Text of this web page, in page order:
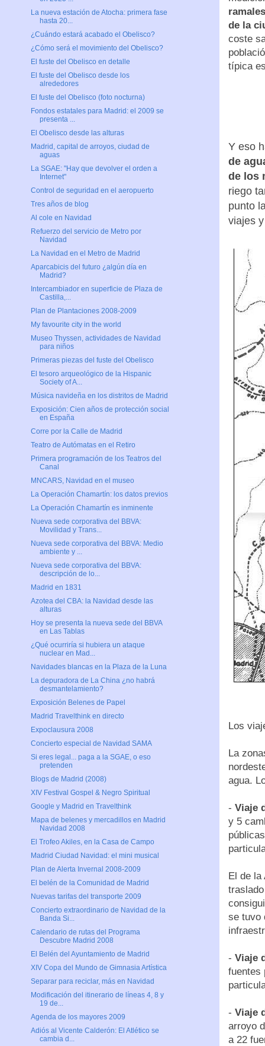
de la
coste
típica
Y eso
de
de los
riego
punto
viajes
Los
La
agua.
- Viaje
y 5
El de la
se tuvo
- Viaje
fuentes
- Viaje
arroyo
a 22
La nueva estación de Atocha: primera fase
hasta 20...
¿Cuándo estará acabado el Obelisco?
¿Cómo será el movimiento del Obelisco?
El fuste del Obelisco en detalle
El fuste del Obelisco desde los
alrededores
El fuste del Obelisco (foto nocturna)
Fondos estatales para Madrid: el 2009 se
presenta ...
El Obelisco desde las alturas
Madrid, capital de arroyos, ciudad de
aguas
La SGAE: "Hay que devolver el orden a
Internet"
Control de seguridad en el aeropuerto
Tres años de blog
Al cole en Navidad
Refuerzo del servicio de Metro por
Navidad
La Navidad en el Metro de Madrid
Aparcabicis del futuro ¿algún día en
Madrid?
Intercambiador en superficie de Plaza de
Castilla,...
Plan de Plantaciones 2008-2009
My favourite city in the world
Museo Thyssen, actividades de Navidad
para niños
Primeras piezas del fuste del Obelisco
El tesoro arqueológico de la Hispanic
Society of A...
Música navideña en los distritos de Madrid
Exposición: Cien años de protección social
en España
Corre por la Calle de Madrid
Teatro de Autómatas en el Retiro
Primera programación de los Teatros del
Canal
MNCARS, Navidad en el museo
La Operación Chamartín: los datos previos
La Operación Chamartín es inminente
Nueva sede corporativa del BBVA:
Movilidad y Trans...
Nueva sede corporativa del BBVA: Medio
ambiente y ...
Nueva sede corporativa del BBVA:
descripción de lo...
Madrid en 1831
Azotea del CBA: la Navidad desde las
alturas
Hoy se presenta la nueva sede del BBVA
en Las Tablas
¿Qué ocurriría si hubiera un ataque
nuclear en Mad...
Navidades blancas en la Plaza de la Luna
La depuradora de La China ¿no habrá
desmantelamiento?
Exposición Belenes de Papel
Madrid Travelthink en directo
Expoclausura 2008
Concierto especial de Navidad SAMA
Si eres legal... paga a la SGAE, o eso
pretenden
Blogs de Madrid (2008)
XIV Festival Gospel & Negro Spiritual
Google y Madrid en Travelthink
Mapa de belenes y mercadillos en Madrid
Navidad 2008
El Trofeo Akiles, en la Casa de Campo
Madrid Ciudad Navidad: el mini musical
Plan de Alerta Invernal 2008-2009
El belén de la Comunidad de Madrid
Nuevas tarifas del transporte 2009
Concierto extraordinario de Navidad de la
Banda Si...
Calendario de rutas del Programa
Descubre Madrid 2008
El Belén del Ayuntamiento de Madrid
XIV Copa del Mundo de Gimnasia Artística
Separar para reciclar, más en Navidad
Modificación del itinerario de líneas 4, 8 y
19 de...
Agenda de los mayores 2009
Adiós al Vicente Calderón: El Atlético se
cambia d...